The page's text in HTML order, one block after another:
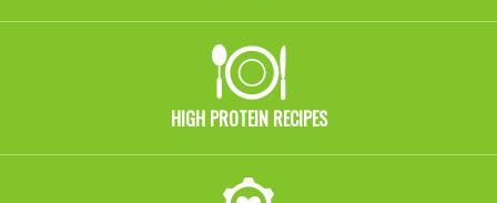
HIGH PROTEIN RECIPES